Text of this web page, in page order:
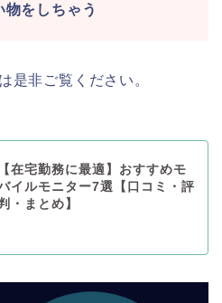
をしちゃう
是非ご覧ください。
【在宅勤務に最適】おすすめモ
イルモニター7選【口コミ・評
・まとめ】